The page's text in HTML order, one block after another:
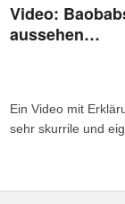
Video:
aussehen…
Ein Video mit
sehr skurrile und